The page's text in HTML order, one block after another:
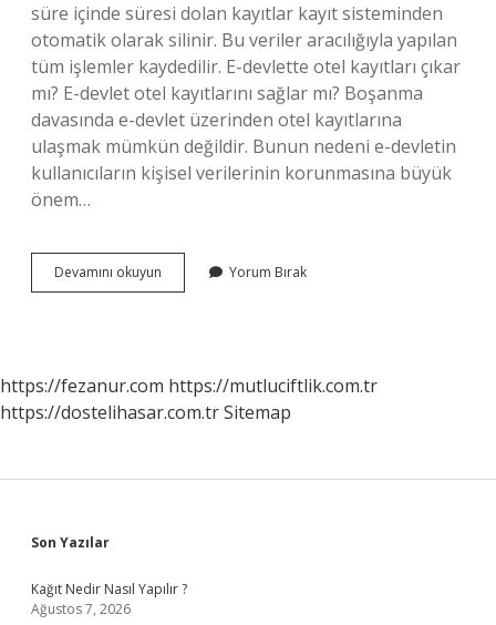
süre içinde süresi dolan kayıtlar kayıt sisteminden
otomatik olarak silinir. Bu veriler aracılığıyla yapılan
tüm işlemler kaydedilir. E-devlette otel kayıtları çıkar
mı? E-devlet otel kayıtlarını sağlar mı? Boşanma
davasında e-devlet üzerinden otel kayıtlarına
ulaşmak mümkün değildir. Bunun nedeni e-devletin
kullanıcıların kişisel verilerinin korunmasına büyük
önem…
Devamını okuyun
Kalmak
Yorum Bırak
https://fezanur.com https://mutluciftlik.com.tr
https://dostelihasar.com.trSitemap
Sidebar
Son Yazılar
Kağıt Nedir Nasıl Yapılır ?
Ağustos 7, 2026